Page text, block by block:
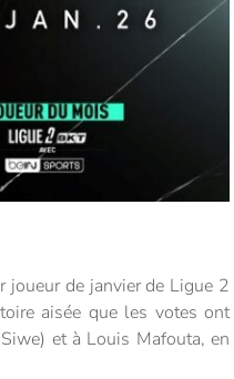
joueur de janvier de Ligue 2
aisée que les votes ont
et à Louis Mafouta, en